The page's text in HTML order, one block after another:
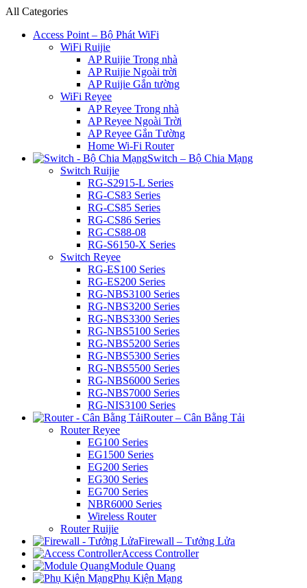
All Categories
Access Point – Bộ Phát WiFi
WiFi Ruijie
AP Ruijie Trong nhà
AP Ruijie Ngoài trời
AP Ruijie Gắn tường
WiFi Reyee
AP Reyee Trong nhà
AP Reyee Ngoài Trời
AP Reyee Gắn Tường
Home Wi-Fi Router
Switch – Bộ Chia Mạng
Switch Ruijie
RG-S2915-L Series
RG-CS83 Series
RG-CS85 Series
RG-CS86 Series
RG-CS88-08
RG-S6150-X Series
Switch Reyee
RG-ES100 Series
RG-ES200 Series
RG-NBS3100 Series
RG-NBS3200 Series
RG-NBS3300 Series
RG-NBS5100 Series
RG-NBS5200 Series
RG-NBS5300 Series
RG-NBS5500 Series
RG-NBS6000 Series
RG-NBS7000 Series
RG-NIS3100 Series
Router – Cân Bằng Tải
Router Reyee
EG100 Series
EG1500 Series
EG200 Series
EG300 Series
EG700 Series
NBR6000 Series
Wireless Router
Router Ruijie
Firewall – Tưởng Lửa
Access Controller
Module Quang
Phụ Kiện Mạng